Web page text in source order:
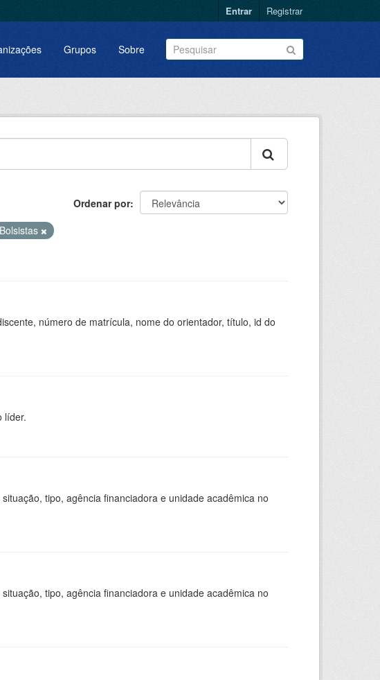
Entrar Registrar
Grupos Sobre
Ordenar por
Bolsistas
número de matrícula, nome do orientador, título, id do
líder.
tipo, agência financiadora e unidade acadêmica no
tipo, agência financiadora e unidade acadêmica no